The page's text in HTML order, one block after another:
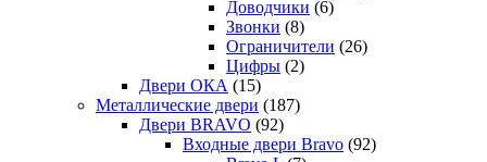
Доводчики (6)
Звонки (8)
Ограничители (26)
Цифры (2)
Двери ОКА (15)
Металлические двери (187)
Двери BRAVO (92)
Входные двери Bravo (92)